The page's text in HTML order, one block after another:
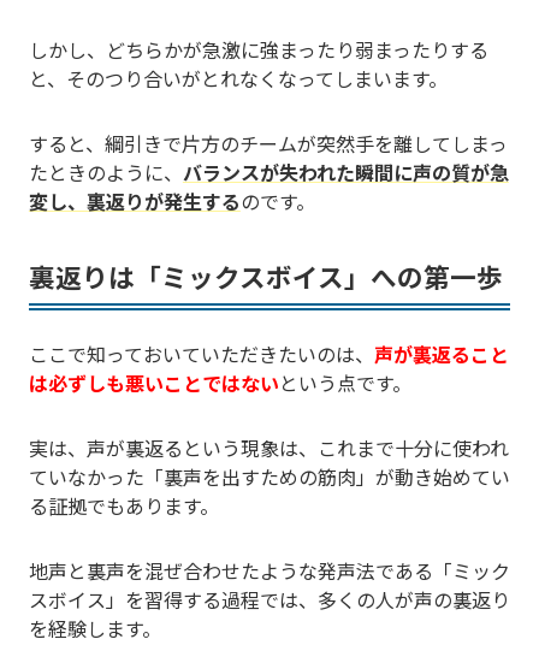
しかし、どちらかが急激に強まったり弱まったりする
と、そのつり合いがとれなくなってしまいます。
すると、綱引きで片方のチームが突然手を離してしまっ
たときのように、 バランスが失われた瞬間に声の質が急
変し、裏返りが発生するのです。
裏返りは「ミックスボイス」への第一歩
ここで知っておいていただきたいのは、 声が裏返ること
は必ずしも悪いことではないという点です。
実は、声が裏返るという現象は、これまで十分に使われ
ていなかった「裏声を出すための筋肉」が動き始めてい
る証拠でもあります。
地声と裏声を混ぜ合わせたような発声法である「ミック
スボイス」を習得する過程では、多くの人が声の裏返り
を経験します。